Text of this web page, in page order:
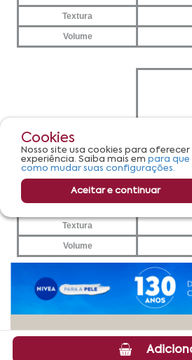
Cookies
Nosso site usa cookies para
experiência. Saiba mais em para que
como mudar suas configurações.
Aceitar e continuar